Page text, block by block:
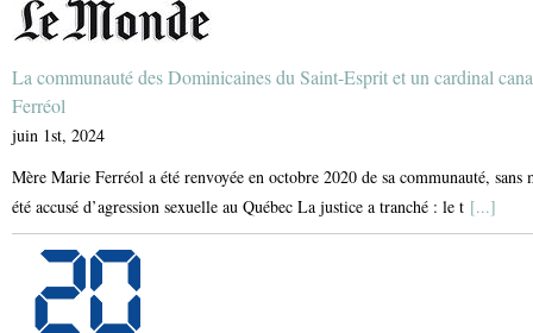
La communauté des Dominicaines du Saint-Esprit et un cardinal
Ferréol
juin 1st, 2024
Mère Marie Ferréol a été renvoyée en octobre 2020 de sa communauté,
été accusé d’agression sexuelle au Québec La justice a tranché : le t [...]